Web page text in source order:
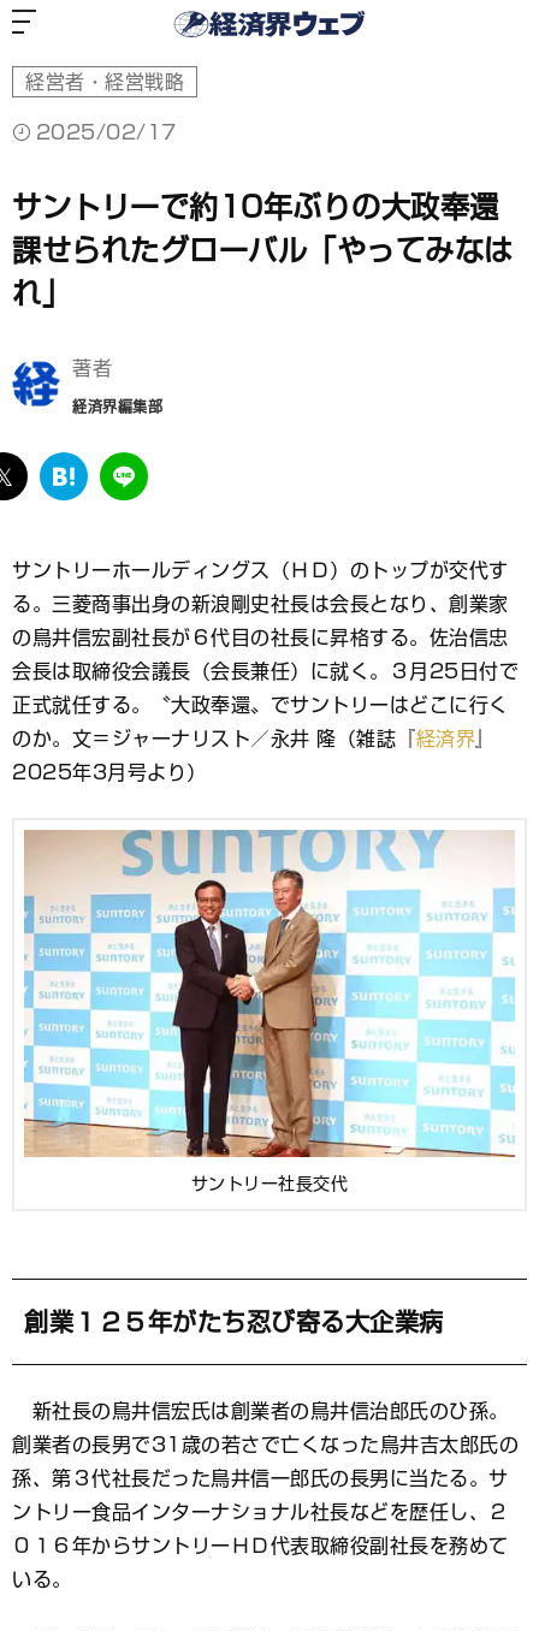
経営者・経営戦略
2025/02/17
サントリーで約10年ぶりの大政奉還
課せられたグローバル「やってみなは
れ」
著者
経済界編集部
twitter
は
ブ
ッ
ク
マ
ー
ク
LINE
サントリーホールディングス（ＨＤ）のトップが交代す
る。三菱商事出身の新浪剛史社長は会長となり、創業家
の鳥井信宏副社長が６代目の社長に昇格する。佐治信忠
会長は取締役会議長（会長兼任）に就く。３月25日付で
正式就任する。〝大政奉還〟でサントリーはどこに行く
のか。文＝ジャーナリスト／永井 隆（雑誌『 経済界
2025年3月号より）
サントリー社長交代
創業１２５年がたち忍び寄る大企業病
新社長の鳥井信宏氏は創業者の鳥井信治郎氏のひ孫。
創業者の長男で31歳の若さで亡くなった鳥井吉太郎氏の
孫、第３代社長だった鳥井信一郎氏の長男に当たる。サ
ントリー食品インターナショナル社長などを歴任し、２
０１６年からサントリーＨＤ代表取締役副社長を務めて
いる。